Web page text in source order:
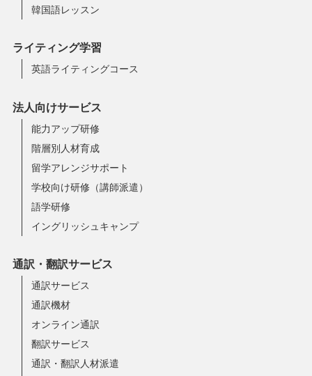
韓国語レッスン
ライティング学習
英語ライティングコース
法人向けサービス
能力アップ研修
階層別人材育成
留学アレンジサポート
学校向け研修（講師派遣）
語学研修
イングリッシュキャンプ
通訳・翻訳サービス
通訳サービス
通訳機材
オンライン通訳
翻訳サービス
通訳・翻訳人材派遣